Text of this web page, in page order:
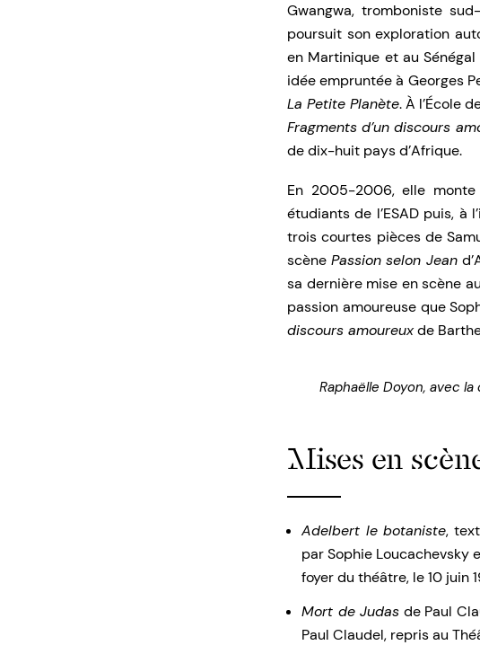
Gwangwa, tromboniste
poursuit son exploration
en Martinique et au
idée empruntée à Georges
La Petite Planète. À l’École
Fragments d’un discours
de dix-huit pays d’Afrique.
En 2005-2006, elle
étudiants de l’ESAD puis, à
trois courtes pièces de
scène Passion selon Jean
sa dernière mise en scène
passion amoureuse que
discours amoureuxde
Raphaëlle Doyon, avec
Mises en
Adelbert le botaniste,
par Sophie Loucachevsky
foyer du théâtre, le 10 juin
Mort de Judas de Paul
Paul Claudel, repris au